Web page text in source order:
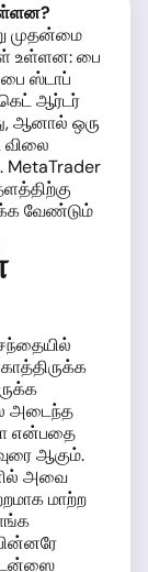
முதன்மை
உள்ளன: பை
பை ஸ்டாப்
ஆர்டர்
ஆனால் ஒரு
விலை
MetaTrader
வேண்டும்
அடைந்த
என்பதை
ஆகும்.
அவை
மாற்ற